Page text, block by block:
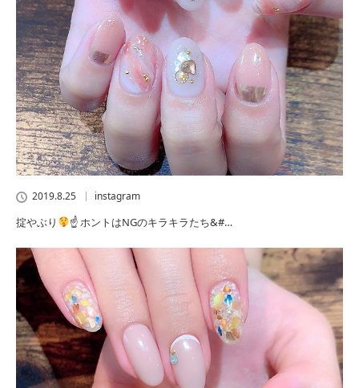
2019.8.25 instagram
掟やぶり ☝ホントはNGのキラキラたち&#…